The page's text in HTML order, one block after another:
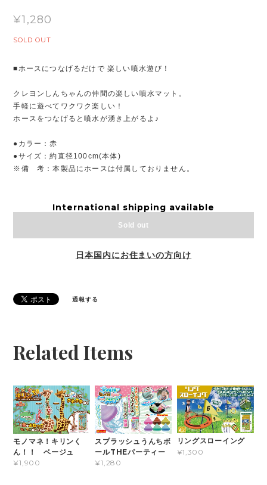
¥1,280
SOLD OUT
■ホースにつなげるだけで 楽しい噴水遊び！
クレヨンしんちゃんの仲間の楽しい噴水マット。
手軽に遊べてワクワク楽しい！
ホースをつなげると噴水が湧き上がるよ♪
●カラー：赤
●サイズ：約直径100cm(本体)
※備 考：本製品にホースは付属しておりません。
International shipping available
Sold out
日本国内にお住まいの方向け
通報する
Related Items
モノマネ！キリンく
ん！！ ベージュ
¥1,900
スプラッシュうんちボ
ールTHEパーティー
¥1,280
リングスローイング
¥1,300